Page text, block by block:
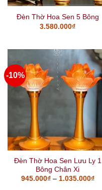
Đèn Thờ Hoa Sen 5 Bông
3.580.000₫
-10%
Đèn Thờ Hoa Sen Lưu Ly 1
Bông Chân Xi
945.000₫– 1.035.000₫